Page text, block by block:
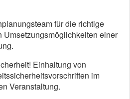
für die richtige
einer
Einhaltung von
im
Veranstaltung.